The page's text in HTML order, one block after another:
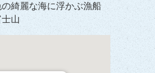
綺麗な海に浮かぶ漁船
山